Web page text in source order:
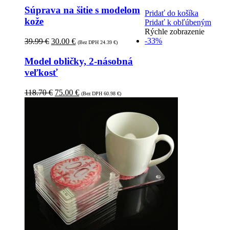
Súprava na šitie s modelom
kože
39.99€ 30.00 € (Bez DPH 24.39 €)
Pridať do košíka
Pridať k obľúbeným
Rýchle zobrazenie
Model obličky, 2-násobná
veľkosť
118.70€ 75.00 € (Bez DPH 60.98 €)
-33%